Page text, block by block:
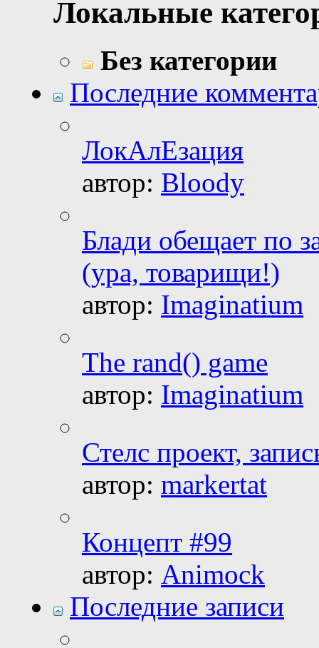
Локальные
Без категории
Последние
ЛокАлЕзация
автор: Bloody
Блади обещает по
(ура, товарищи!)
автор: Imaginatium
The rand() game
автор: Imaginatium
Стелс проект,
автор: markertat
Концепт #99
автор: Animock
Последние записи